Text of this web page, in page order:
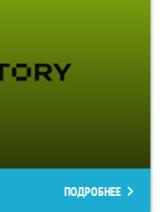
ПОДРОБНЕЕ